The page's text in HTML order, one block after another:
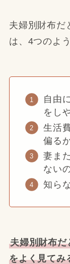
夫婦別財布だ
は、4つのよ
自由
をし
生活
偏る
妻ま
ない
知ら
夫婦別財布だ
をよく見てみ